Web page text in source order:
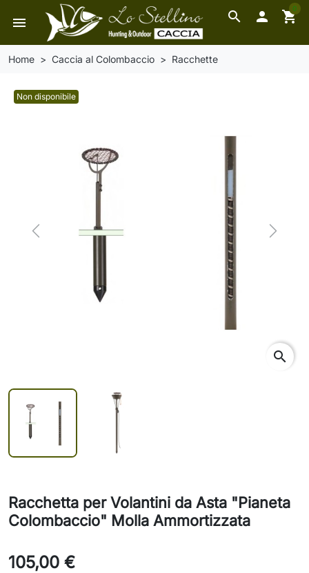
search
menu  shopping_cart
0
Home Caccia al Colombaccio Racchette
Non disponibile
Previous Next
search
Racchetta per Volantini da Asta "Pianeta
Colombaccio" Molla Ammortizzata
105,00 €